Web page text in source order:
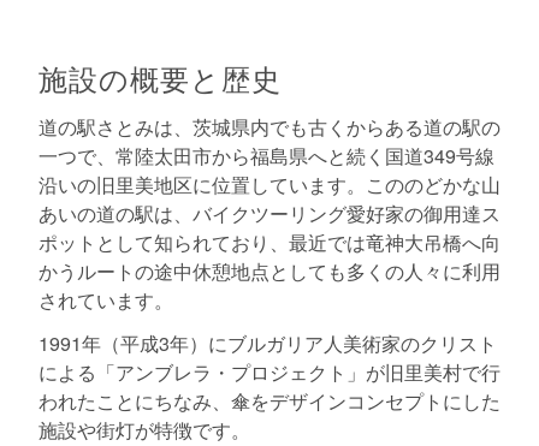
施設の概要と歴史
道の駅さとみは、茨城県内でも古くからある道の駅の
一つで、常陸太田市から福島県へと続く国道349号線
沿いの旧里美地区に位置しています。こののどかな山
あいの道の駅は、バイクツーリング愛好家の御用達ス
ポットとして知られており、最近では竜神大吊橋へ向
かうルートの途中休憩地点としても多くの人々に利用
されています。
1991年（平成3年）にブルガリア人美術家のクリスト
による「アンブレラ・プロジェクト」が旧里美村で行
われたことにちなみ、傘をデザインコンセプトにした
施設や街灯が特徴です。